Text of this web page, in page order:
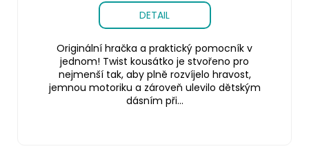
DETAIL
Originální hračka a praktický pomocník v
jednom! Twist kousátko je stvořeno pro
nejmenší tak, aby plně rozvíjelo hravost,
jemnou motoriku a zároveň ulevilo dětským
dásním při...